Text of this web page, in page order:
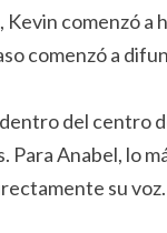
comenzó a
comenzó a
del centro
Para Anabel, lo
su voz.